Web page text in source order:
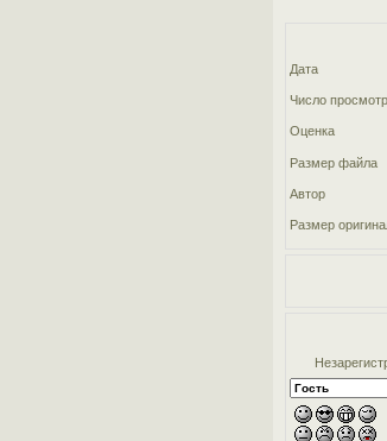
Дата
Число
Оценка
Размер файла
Автор
Размер